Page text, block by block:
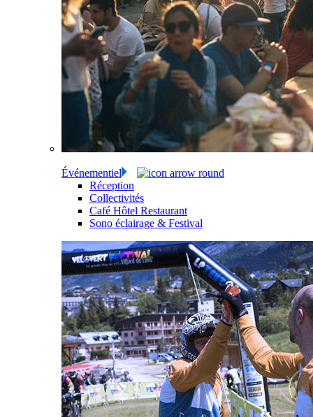
Événementiel
Réception
Collectivités
Café Hôtel Restaurant
Sono éclairage & Festival